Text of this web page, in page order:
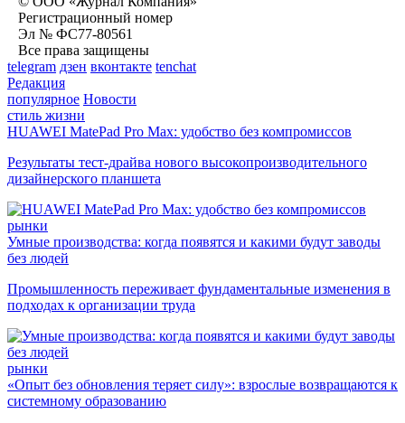
Регистрационный номер
Эл № ФС77-80561
Все права защищены
telegram дзен вконтакте tenchat
Редакция
популярное Новости
стиль жизни
HUAWEI MatePad Pro Max: удобство без компромиссов
Результаты тест-драйва нового высокопроизводительного
дизайнерского планшета
рынки
Умные производства: когда появятся и какими будут заводы
без людей
Промышленность переживает фундаментальные изменения в
подходах к организации труда
рынки
«Опыт без обновления теряет силу»: взрослые возвращаются к
системному образованию